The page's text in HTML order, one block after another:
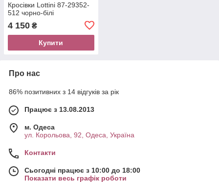
Кросівки Lottini 87-29352-
512 чорно-білі
4 150 ₴
Купити
Про нас
86% позитивних з 14 відгуків за рік
Працює з 13.08.2013
м. Одеса
ул. Корольова, 92, Одеса, Україна
Контакти
Сьогодні працює з 10:00 до 18:00
Показати весь графік роботи